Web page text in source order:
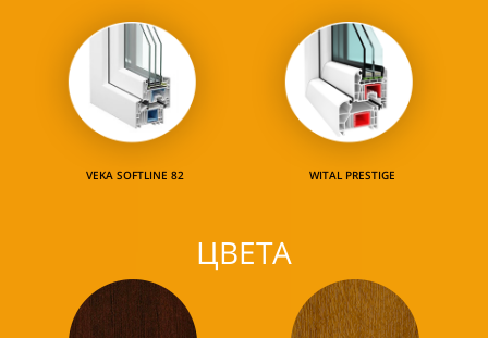
VEKA SOFTLINE 82 WITAL PRESTIGE
ЦВЕТА